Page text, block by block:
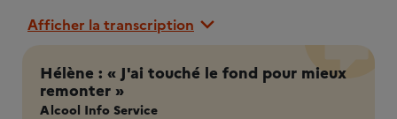
Afficher la transcription
Hélène : « J'ai touché le fond pour mieux
remonter »
Alcool Info Service